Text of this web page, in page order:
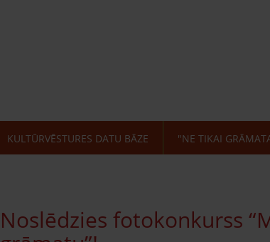
KULTŪRVĒSTURES DATU BĀZE "NE TIKAI
Noslēdzies fotokonkurss